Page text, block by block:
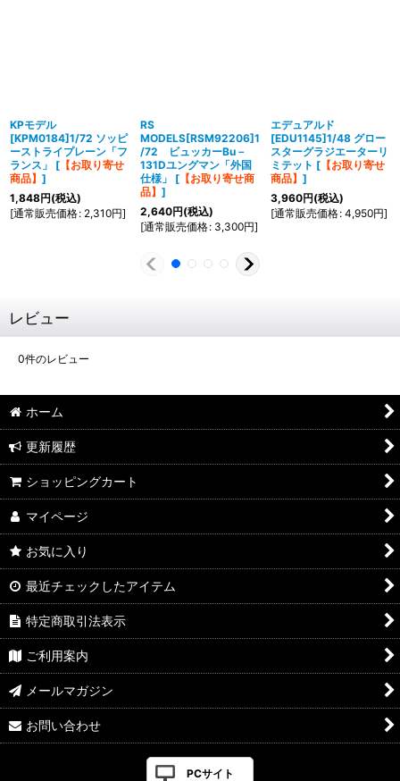
KPモデル
[KPM0184]1/72 ソッピ
ーストライプレーン「フ
ランス」
[ 【お取り寄せ
商品】 ]
1,848円(税込)
[通常販売価格: 2,310円]
RS
MODELS[RSM92206]1
/72 ビュッカーBu－
131Dユングマン「外国
仕様」
[ 【お取り寄せ商
品】 ]
2,640円(税込)
[通常販売価格: 3,300円]
エデュアルド
[EDU1145]1/48 グロー
スターグラジエーターリ
ミテット [ 【お取り寄せ
商品】 ]
3,960円(税込)
[通常販売価格: 4,950円]
レビュー
0件のレビュー
ホーム
更新履歴
ショッピングカート
マイページ
お気に入り
最近チェックしたアイテム
特定商取引法表示
ご利用案内
メールマガジン
お問い合わせ
PCサイト